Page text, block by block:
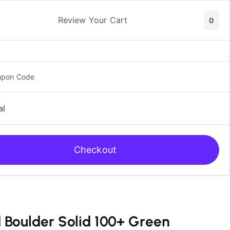
Rol
Solid 100+ Green
Review Your Cart 0
Code
Checkout